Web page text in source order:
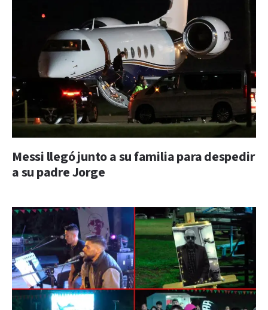
Messi llegó junto a su familia para despedir
a su padre Jorge